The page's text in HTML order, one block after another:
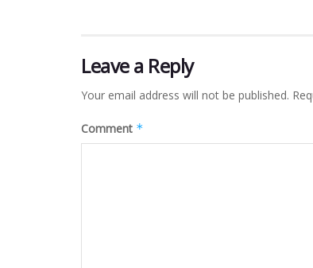
Leave a Reply
Your email address will not be published.
Comment *